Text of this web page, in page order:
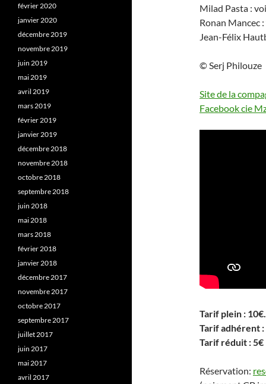
Milad Pasta :
Ronan Mancec
Jean-Félix
© Serj Philouze
Site de la
Facebook cie
Tarif plein : 10€.
Tarif adhérent :
Tarif réduit : 5€
Réservation:
février 2020
janvier 2020
décembre 2019
novembre 2019
juin 2019
mai 2019
avril 2019
mars 2019
février 2019
janvier 2019
décembre 2018
novembre 2018
octobre 2018
septembre 2018
juin 2018
mai 2018
mars 2018
février 2018
janvier 2018
décembre 2017
novembre 2017
octobre 2017
septembre 2017
juillet 2017
juin 2017
mai 2017
avril 2017